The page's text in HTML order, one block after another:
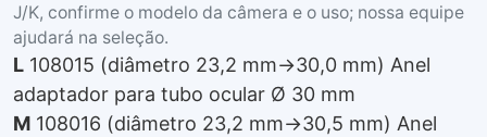
J/K, confirme o modelo da câmera e o uso; nossa equipe
ajudará na seleção.
L 108015 (diâmetro 23,2 mm→30,0 mm) Anel
adaptador para tubo ocular Ø 30 mm
M 108016 (diâmetro 23,2 mm→30,5 mm) Anel